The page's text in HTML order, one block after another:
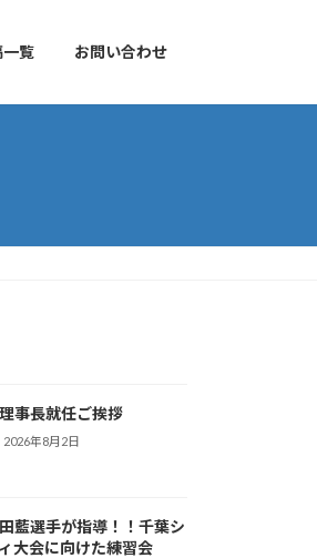
覧 お問い合わせ
事長就任ご挨拶
2026年8月2日
田藍選手が指導！！千葉シ
大会に向けた練習会